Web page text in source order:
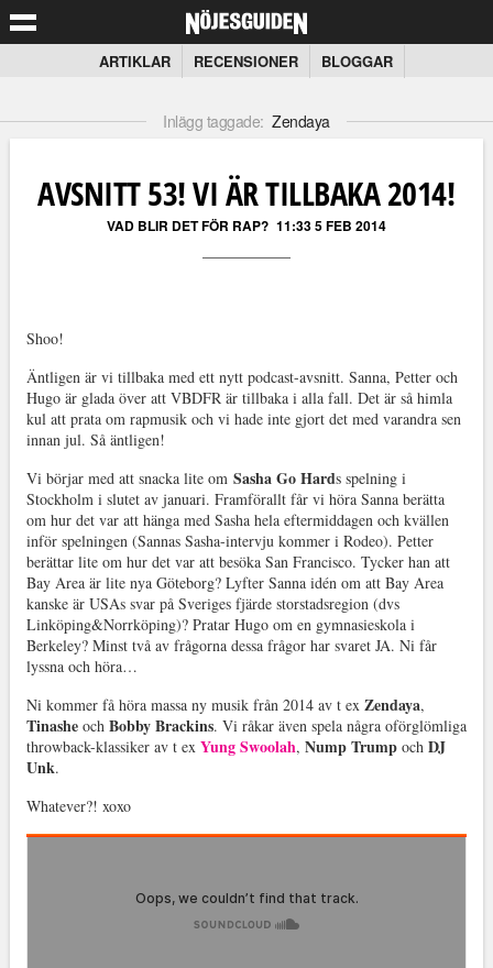
ARTIKLAR RECENSIONER BLOGGAR
Inlägg taggade: Zendaya
AVSNITT 53! VI ÄR TILLBAKA 2014!
VAD BLIR DET FÖR RAP? 11:33 5 FEB 2014
Shoo!
Äntligen är vi tillbaka med ett nytt podcast-avsnitt. Sanna, Petter och
Hugo är glada över att VBDFR är tillbaka i alla fall. Det är så himla
kul att prata om rapmusik och vi hade inte gjort det med varandra sen
innan jul. Så äntligen!
Vi börjar med att snacka lite om Sasha Go Hards spelning i
Stockholm i slutet av januari. Framförallt får vi höra Sanna berätta
om hur det var att hänga med Sasha hela eftermiddagen och kvällen
inför spelningen (Sannas Sasha-intervju kommer i Rodeo). Petter
berättar lite om hur det var att besöka San Francisco. Tycker han att
Bay Area är lite nya Göteborg? Lyfter Sanna idén om att Bay Area
kanske är USAs svar på Sveriges fjärde storstadsregion (dvs
Linköping&Norrköping)? Pratar Hugo om en gymnasieskola i
Berkeley? Minst två av frågorna dessa frågor har svaret JA. Ni får
lyssna och höra…
Ni kommer få höra massa ny musik från 2014 av t ex Zendaya,
Tinasheoch Bobby Brackins. Vi råkar även spela några oförglömliga
throwback-klassiker av t ex Yung Swoolah, Nump Trumpoch DJ
Unk.
Whatever?! xoxo